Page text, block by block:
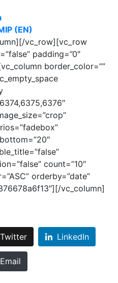
(EN)
vc_row][vc_row
padding=”0″
border_color=””
count=”10″
orderby=”date”
vc_column]
Twitter LinkedIn
Email